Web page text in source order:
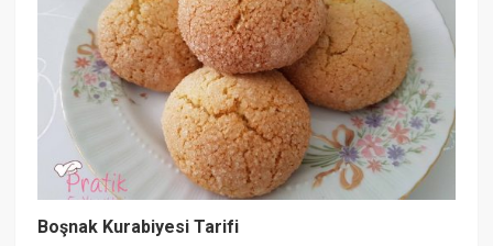
Boşnak Kurabiyesi Tarifi